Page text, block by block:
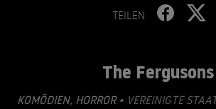
TEILEN
The Fergusons
KOMÖDIEN, HORROR• VEREINIGTE